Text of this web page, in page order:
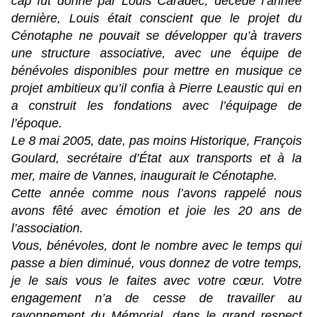
dernière, Louis était conscient que le projet du
Cénotaphe ne pouvait se développer qu’à travers
une structure associative, avec une équipe de
bénévoles disponibles pour mettre en musique ce
projet ambitieux qu’il confia à Pierre Leaustic qui en
a construit les fondations avec l’équipage de
l’époque.
Le 8 mai 2005, date, pas moins Historique, François
Goulard, secrétaire d’État aux transports et à la
mer, maire de Vannes, inaugurait le Cénotaphe.
Cette année comme nous l’avons rappelé nous
avons fêté avec émotion et joie les 20 ans de
l’association.
Vous, bénévoles, dont le nombre avec le temps qui
passe a bien diminué, vous donnez de votre temps,
je le sais vous le faites avec votre cœur. Votre
engagement n’a de cesse de travailler au